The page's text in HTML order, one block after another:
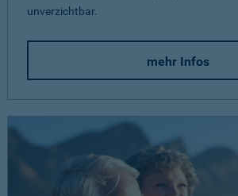
unverzichtbar.
mehr Infos